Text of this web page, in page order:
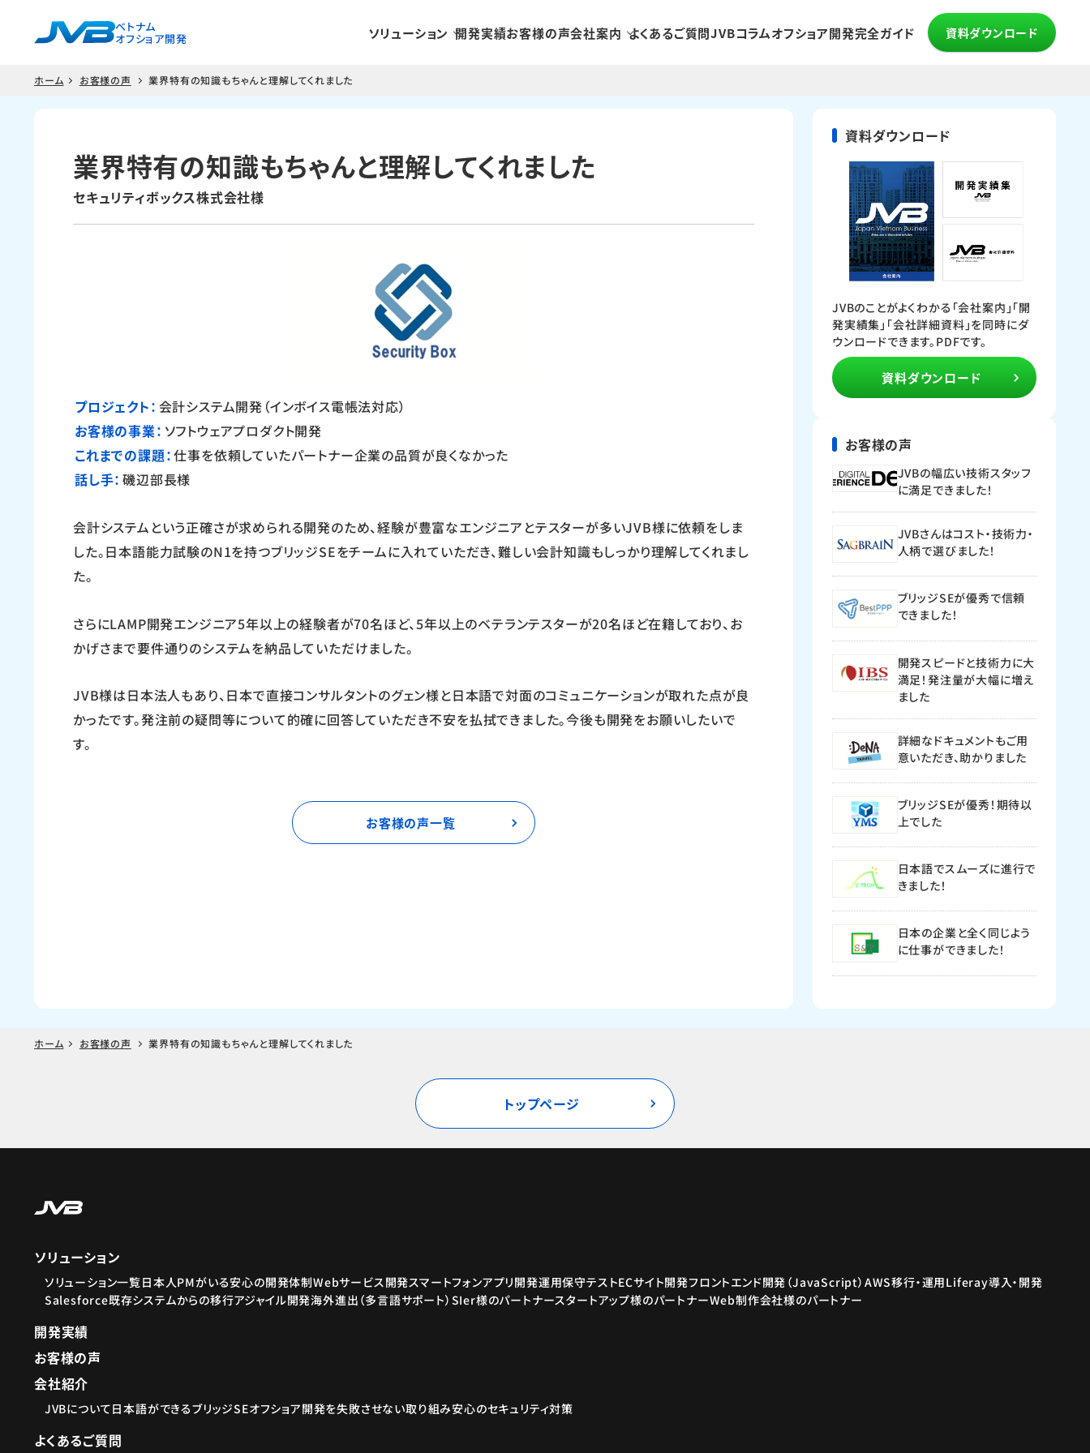
ベトナム
オフショア開発 ソリューション 開発実績お客様の声会社案内 よくあるご質問JVBコラムオフショア開発完全ガイド 資料ダウンロード
ホーム お客様の声 業界特有の知識もちゃんと理解してくれました
業界特有の知識もちゃんと理解してくれました
セキュリティボックス株式会社様
プロジェクト： 会計システム開発（インボイス電帳法対応）
お客様の事業： ソフトウェアプロダクト開発
これまでの課題：仕事を依頼していたパートナー企業の品質が良くなかった
話し手： 磯辺部長様
会計システムという正確さが求められる開発のため、経験が豊富なエンジニアとテスターが多いJVB様に依頼をしま
した。日本語能力試験のN1を持つブリッジSEをチームに入れていただき、難しい会計知識もしっかり理解してくれまし
た。
さらにLAMP開発エンジニア5年以上の経験者が70名ほど、5年以上のベテランテスターが20名ほど在籍しており、お
かげさまで要件通りのシステムを納品していただけました。
JVB様は日本法人もあり、日本で直接コンサルタントのグェン様と日本語で対面のコミュニケーションが取れた点が良
かったです。発注前の疑問等について的確に回答していただき不安を払拭できました。今後も開発をお願いしたいで
す。
お客様の声一覧
資料ダウンロード
JVBのことがよくわかる「会社案内」「開
発実績集」「会社詳細資料」を同時にダ
ウンロードできます。PDFです。
資料ダウンロード
お客様の声
JVBの幅広い技術スタッフ
に満足できました！
JVBさんはコスト・技術力・
人柄で選びました！
ブリッジSEが優秀で信頼
できました！
開発スピードと技術力に大
満足！発注量が大幅に増え
ました
詳細なドキュメントもご用
意いただき、助かりました
ブリッジSEが優秀！期待以
上でした
日本語でスムーズに進行で
きました！
日本の企業と全く同じよう
に仕事ができました！
ホーム お客様の声 業界特有の知識もちゃんと理解してくれました
トップページ
ソリューション
ソリューション一覧日本人PMがいる安心の開発体制Webサービス開発スマートフォンアプリ開発運用保守テストECサイト開発フロントエンド開発（JavaScript） AWS移行・運用Liferay導入・開発
Salesforce既存システムからの移行アジャイル開発海外進出（多言語サポート） SIer様のパートナースタートアップ様のパートナーWeb制作会社様のパートナー
開発実績
お客様の声
会社紹介
JVBについて日本語ができるブリッジSEオフショア開発を失敗させない取り組み安心のセキュリティ対策
よくあるご質問